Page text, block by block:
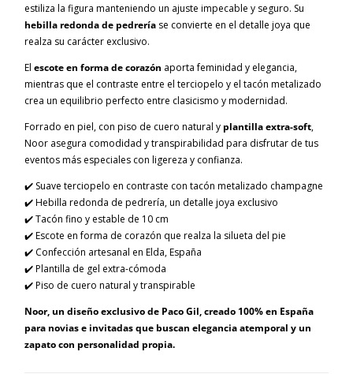
estiliza la figura manteniendo un ajuste impecable y seguro. Su
hebilla redonda de pedrería se convierte en el detalle joya que
realza su carácter exclusivo.
Elescote en forma de corazón aporta feminidad y elegancia,
mientras que el contraste entre el terciopelo y el tacón metalizado
crea un equilibrio perfecto entre clasicismo y modernidad.
Forrado en piel, con piso de cuero natural y plantilla extra-soft,
Noor asegura comodidad y transpirabilidad para disfrutar de tus
eventos más especiales con ligereza y confianza.
✔️ Suave terciopelo en contraste con tacón metalizado champagne
✔️ Hebilla redonda de pedrería, un detalle joya exclusivo
✔️ Tacón fino y estable de 10 cm
✔️ Escote en forma de corazón que realza la silueta del pie
✔️ Confección artesanal en Elda, España
✔️ Plantilla de gel extra-cómoda
✔️ Piso de cuero natural y transpirable
Noor, un diseño exclusivo de Paco Gil, creado 100% en España
para novias e invitadas que buscan elegancia atemporal y un
zapato con personalidad propia.